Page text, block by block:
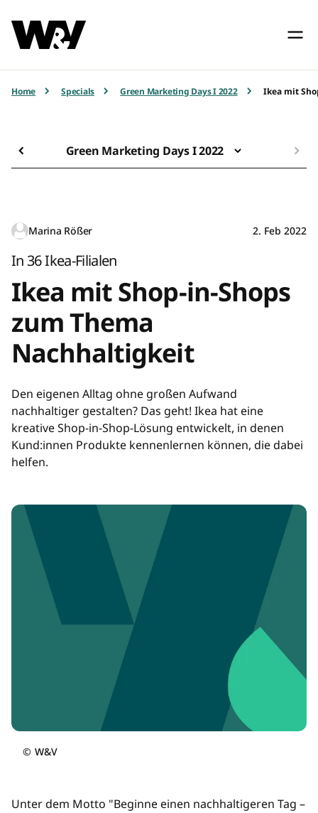
Home Specials Green Marketing Days I 2022 Ikea mit
Green Marketing Days I 2022
Marina Rößer 2. Feb 2022
In 36 Ikea-Filialen
Ikea mit Shop-in-Shops
zum Thema
Nachhaltigkeit
Den eigenen Alltag ohne großen Aufwand
nachhaltiger gestalten? Das geht! Ikea hat eine
kreative Shop-in-Shop-Lösung entwickelt, in denen
Kund:innen Produkte kennenlernen können, die dabei
helfen.
© W&V
Unter dem Motto "Beginne einen nachhaltigeren Tag –